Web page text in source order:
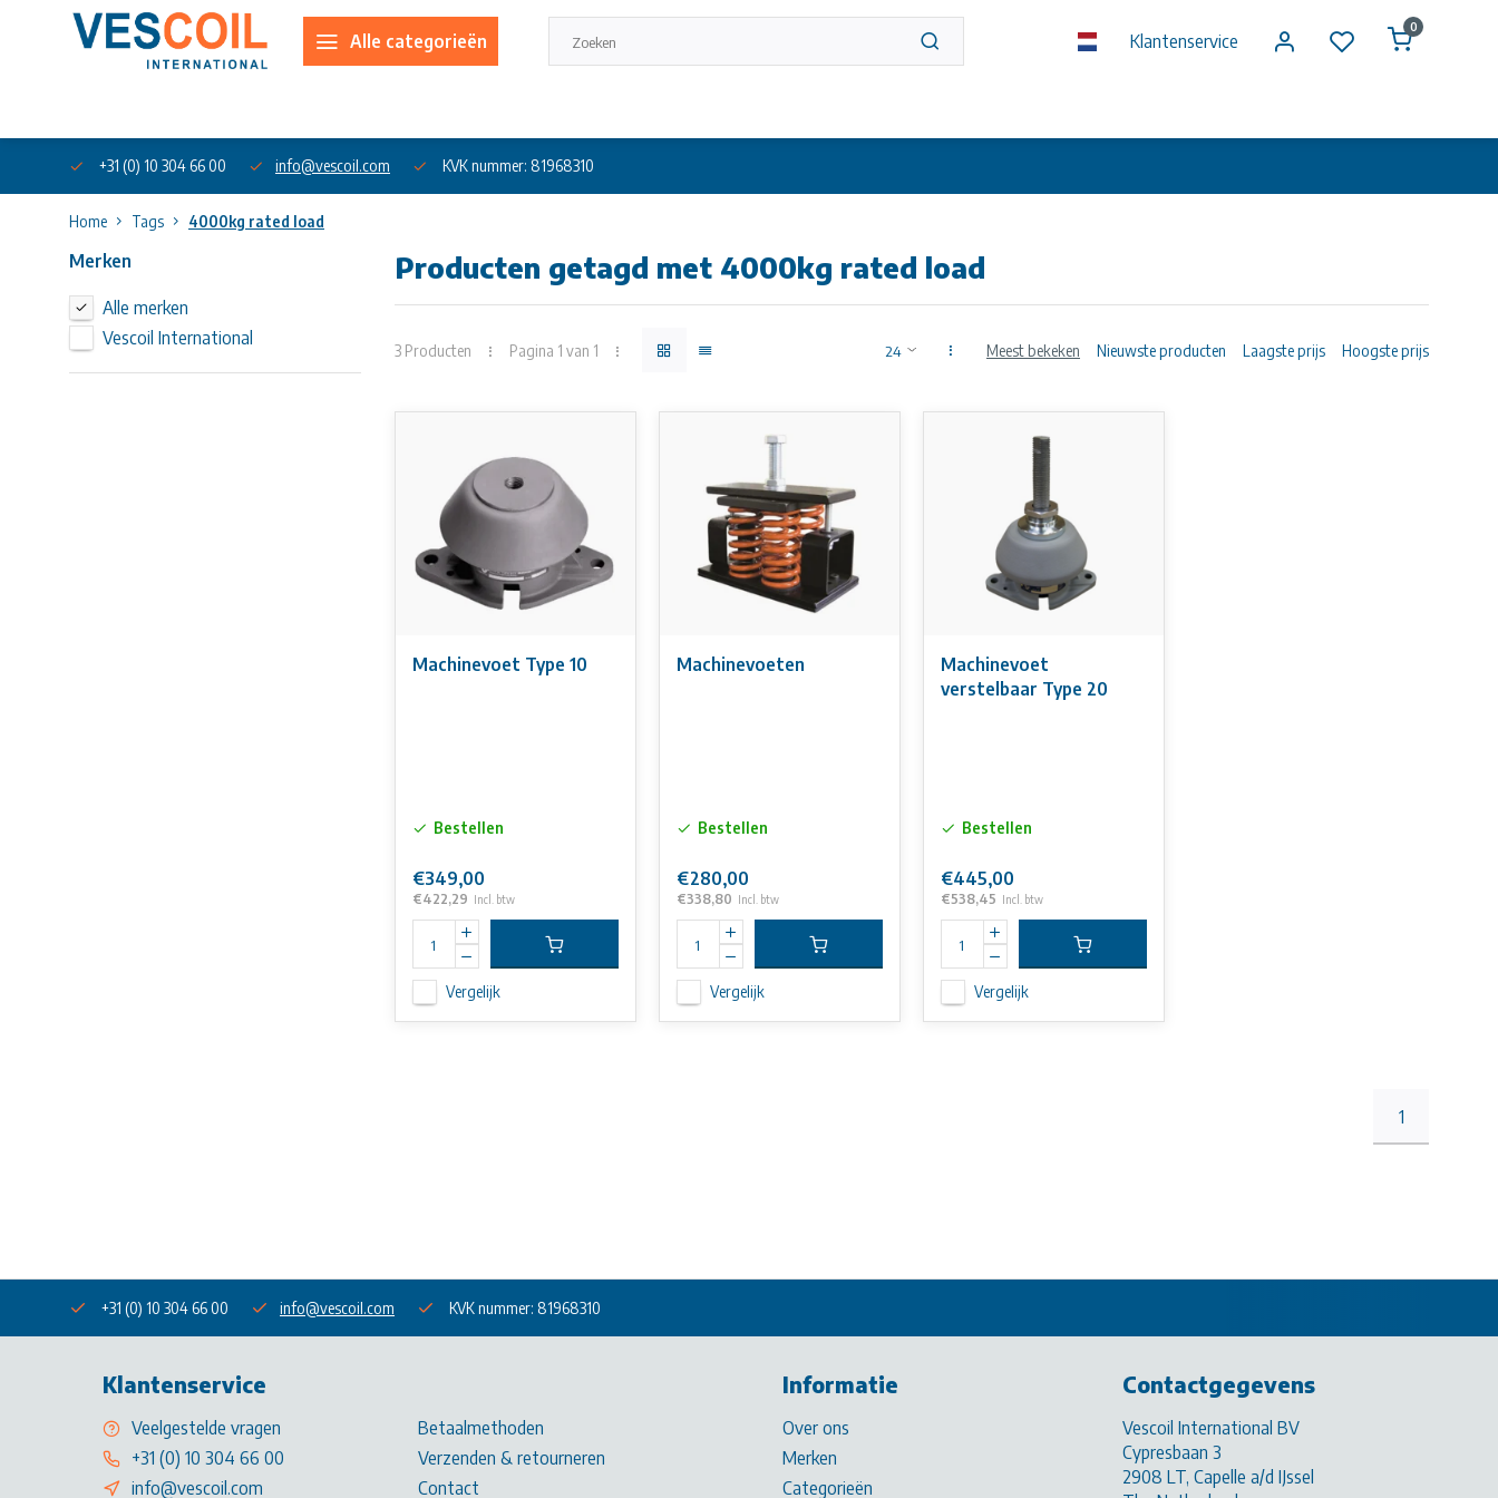
Alle categorieën Klantenservice
0
+31 (0) 10 304 66 00 info@vescoil.com KVK nummer: 81968310
Home Tags 4000kg rated load
Merken
Alle merken
Vescoil International
Producten getagd met 4000kg rated load
3 Producten Pagina 1 van 1 Meest bekeken Nieuwste producten Laagste prijs Hoogste prijs
Machinevoet Type 10
Bestellen
€349,00
€422,29 Incl. btw
Vergelijk
Machinevoeten
Bestellen
€280,00
€338,80 Incl. btw
Vergelijk
Machinevoet
verstelbaar Type 20
Bestellen
€445,00
€538,45 Incl. btw
Vergelijk
1
+31 (0) 10 304 66 00 info@vescoil.com KVK nummer: 81968310
Klantenservice
Veelgestelde vragen
+31 (0) 10 304 66 00
info@vescoil.com
Betaalmethoden
Verzenden & retourneren
Contact
Informatie
Over ons
Merken
Categorieën
Contactgegevens
Vescoil International BV
Cypresbaan 3
2908 LT, Capelle a/d IJssel